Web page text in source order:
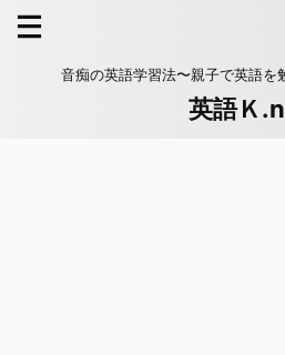
音痴の英語学習法〜親子で英語を
英語Ｋ